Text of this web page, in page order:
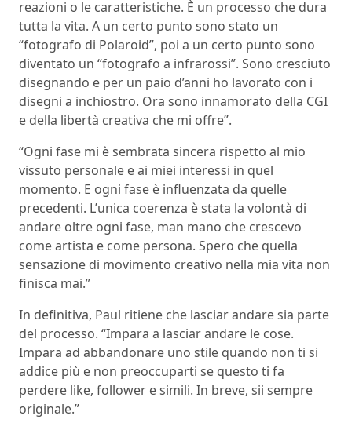
reazioni o le caratteristiche. È un processo che dura
tutta la vita. A un certo punto sono stato un
“fotografo di Polaroid”, poi a un certo punto sono
diventato un “fotografo a infrarossi”. Sono cresciuto
disegnando e per un paio d’anni ho lavorato con i
disegni a inchiostro. Ora sono innamorato della CGI
e della libertà creativa che mi offre”.
“Ogni fase mi è sembrata sincera rispetto al mio
vissuto personale e ai miei interessi in quel
momento. E ogni fase è influenzata da quelle
precedenti. L’unica coerenza è stata la volontà di
andare oltre ogni fase, man mano che crescevo
come artista e come persona. Spero che quella
sensazione di movimento creativo nella mia vita non
finisca mai.”
In definitiva, Paul ritiene che lasciar andare sia parte
del processo. “Impara a lasciar andare le cose.
Impara ad abbandonare uno stile quando non ti si
addice più e non preoccuparti se questo ti fa
perdere like, follower e simili. In breve, sii sempre
originale.”